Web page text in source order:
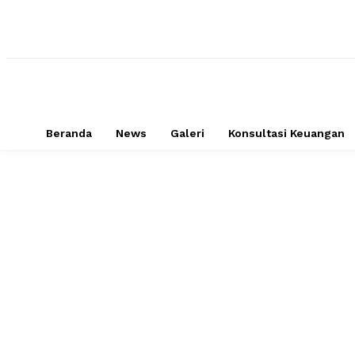
Beranda News Galeri Konsultasi Keuangan